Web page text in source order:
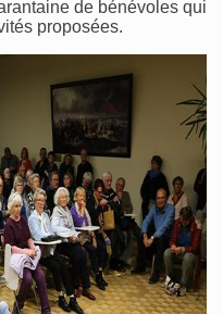
de bénévoles qui
proposées.